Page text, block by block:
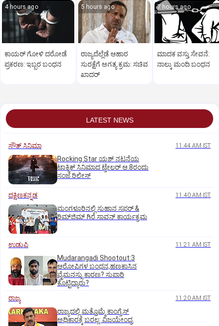
4 hours ago
ಕಾಯರ್ ಗೋಳಿ ದರೋಡೆ
ಪ್ರಕರಣ: ಇಬ್ಬರ ಬಂಧನ
5 hours ago
ರಾಜ್ಯದೆಲ್ಲೆಡೆ ಆಹಾರ
ಸುರಕ್ಷೆಗೆ ಅಗತ್ಯ ಕ್ರಮ: ಸಚಿವ
ಖಾದರ್
7 hours ago
ಮಾದಕ ವಸ್ತು ಸೇವನೆ:
ನಾಲ್ಕು ಮಂದಿ ಬಂಧನ
LATEST NEWS
ಸೌತ್‌ ಸಿನಿಮಾ 11:44 AM IST
Rocking Star ಯಶ್‌ ನಟನೆಯ
ಟಾಕ್ಸಿಕ್‌ ಸಿನಿಮಾದ ಟ್ರೇಲರ್‌ ಆ.8ರಂದು
ಸಂಜೆ ರಿಲೀಸ್
ದಕ್ಷಿಣಕನ್ನಡ 11:40 AM IST
ಮಂಗಳೂರಿನಲ್ಲಿ ಸುಹಾನ ಸಫರ್ &
ರಿಮ್‌ಜಿಮ್ ಗಿರೆ ಸಾವನ್ ಕಾರ್ಯಕ್ರಮ
ಉಡುಪಿ 11:21 AM IST
Mudarangadi Shootout:‌3
ಆರೋಪಿಗಳ ಬಂಧನ,ಹಣಕಾಸಿನ
ವೈಮನಸ್ಸು ಕಾರಣ? ಸುಪಾರಿ
ಕೊಟ್ಟಿದ್ಯಾರು?
ರಾಜ್ಯ
11:20 AM IST
ರಾಜ್ಯದಲ್ಲಿ ಮತ್ತೊಮ್ಮೆ ಕಾಂಗ್ರೆಸ್‌
ಅಧಿಕಾರಕ್ಕೆ ಬರಲ್ಲ: ವಿಜಯೇಂದ್ರ